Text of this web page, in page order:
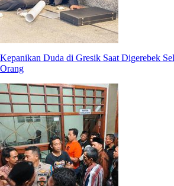
Kepanikan Duda di Gresik Saat Digerebek
Orang